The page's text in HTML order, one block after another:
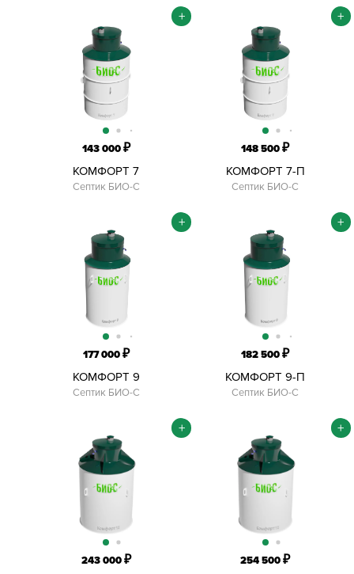
143 000₽
КОМФОРТ 7
Септик БИО-С
+
148 500₽
КОМФОРТ 7-П
Септик БИО-С
+
177 000₽
КОМФОРТ 9
Септик БИО-С
+
182 500₽
КОМФОРТ 9-П
Септик БИО-С
+
243 000₽
+
254 500₽
+